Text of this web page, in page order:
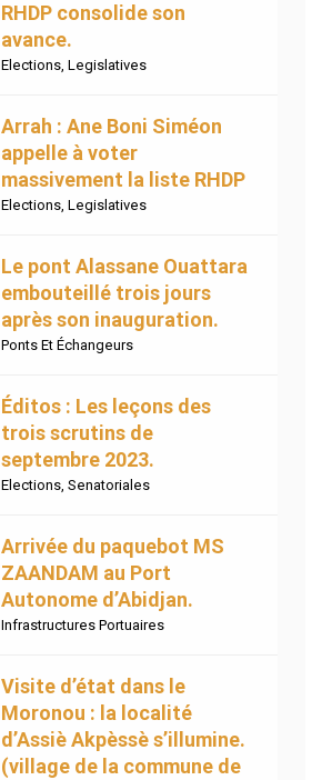
RHDP consolide son
avance.
Elections, Legislatives
Arrah : Ane Boni Siméon
appelle à voter
massivement la liste RHDP
Elections, Legislatives
Le pont Alassane Ouattara
embouteillé trois jours
après son inauguration.
Ponts Et Échangeurs
Éditos : Les leçons des
trois scrutins de
septembre 2023.
Elections, Senatoriales
Arrivée du paquebot MS
ZAANDAM au Port
Autonome d’Abidjan.
Infrastructures Portuaires
Visite d’état dans le
Moronou : la localité
d’Assiè Akpèssè s’illumine.
(village de la commune de